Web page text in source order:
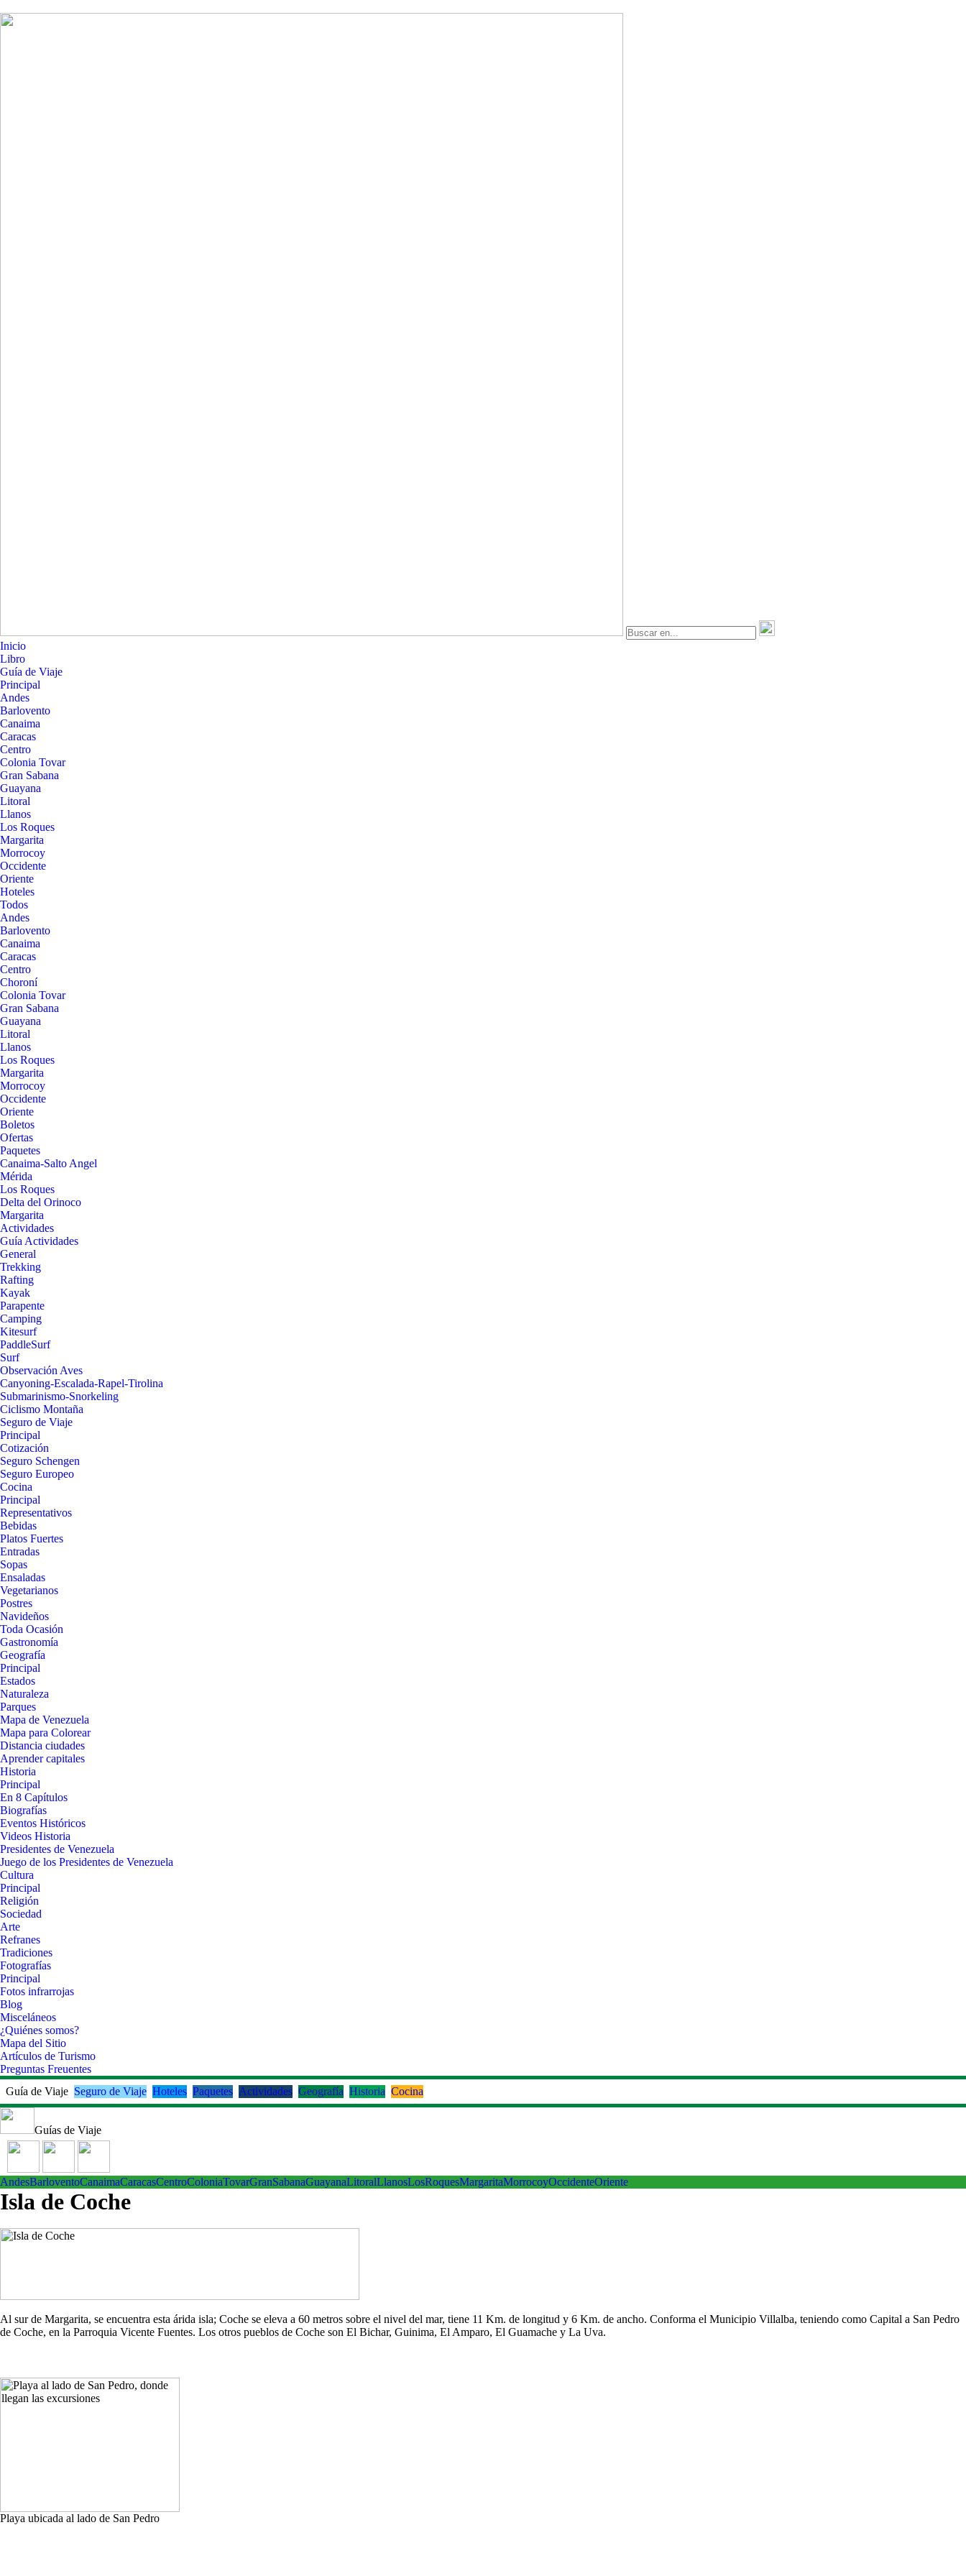
Inicio
Libro
Guía de Viaje
Principal
Andes
Barlovento
Canaima
Caracas
Centro
Colonia Tovar
Gran Sabana
Guayana
Litoral
Llanos
Los Roques
Margarita
Morrocoy
Occidente
Oriente
Hoteles
Todos
Andes
Barlovento
Canaima
Caracas
Centro
Choroní
Colonia Tovar
Gran Sabana
Guayana
Litoral
Llanos
Los Roques
Margarita
Morrocoy
Occidente
Oriente
Boletos
Ofertas
Paquetes
Canaima-Salto Angel
Mérida
Los Roques
Delta del Orinoco
Margarita
Actividades
Guía Actividades
General
Trekking
Rafting
Kayak
Parapente
Camping
Kitesurf
PaddleSurf
Surf
Observación Aves
Canyoning-Escalada-Rapel-Tirolina
Submarinismo-Snorkeling
Ciclismo Montaña
Seguro de Viaje
Principal
Cotización
Seguro Schengen
Seguro Europeo
Cocina
Principal
Representativos
Bebidas
Platos Fuertes
Entradas
Sopas
Ensaladas
Vegetarianos
Postres
Navideños
Toda Ocasión
Gastronomía
Geografía
Principal
Estados
Naturaleza
Parques
Mapa de Venezuela
Mapa para Colorear
Distancia ciudades
Aprender capitales
Historia
Principal
En 8 Capítulos
Biografías
Eventos Históricos
Videos Historia
Presidentes de Venezuela
Juego de los Presidentes de Venezuela
Cultura
Principal
Religión
Sociedad
Arte
Refranes
Tradiciones
Fotografías
Principal
Fotos infrarrojas
Blog
Misceláneos
¿Quiénes somos?
Mapa del Sitio
Artículos de Turismo
Preguntas Freuentes
Guía de Viaje Seguro de Viaje Hoteles Paquetes Actividades Geografía Historia Cocina
Guías de Viaje
AndesBarloventoCanaimaCaracasCentroColoniaTovarGranSabanaGuayanaLitoralLlanosLosRoquesMargaritaMorrocoyOccidenteOriente
Isla de Coche
Al sur de Margarita, se encuentra esta árida isla; Coche se eleva a 60 metros sobre el nivel del mar, tiene 11 Km. de longitud y 6 Km. de ancho. Conforma el Municipio Villalba, teniendo como Capital a San Pedro
de Coche, en la Parroquia Vicente Fuentes. Los otros pueblos de Coche son El Bichar, Guinima, El Amparo, El Guamache y La Uva.
Playa ubicada al lado de San Pedro